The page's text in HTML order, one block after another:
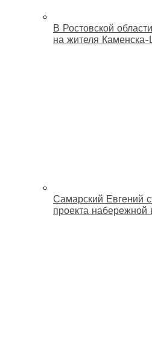
В Ростовской
на жителя Каменска-
Самарский Евгений
проекта